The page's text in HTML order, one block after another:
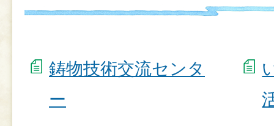
鋳物技術交流センタ
ー